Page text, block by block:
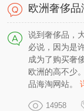
欧洲奢侈品
说到奢侈品，
必说，因为是
成为了购买奢
欧洲的高不少
品海淘网站。
14958